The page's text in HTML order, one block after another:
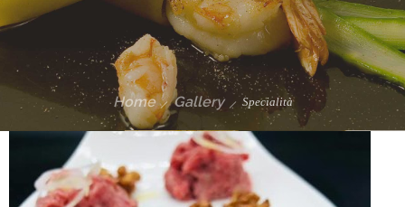
Home Gallery Specialità